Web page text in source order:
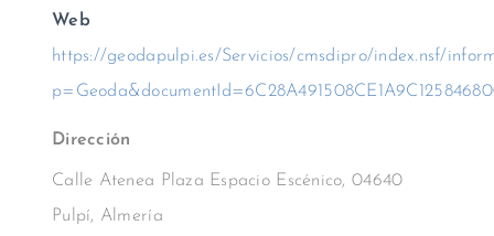
Web
https://geodapulpi.es/Servicios/cmsdipro/index.nsf/
Dirección
Calle Atenea Plaza Espacio Escénico, 04640
Pulpí, Almería